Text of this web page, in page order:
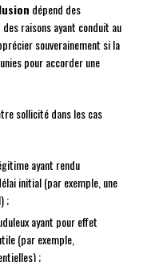
dépend des
raisons ayant conduit au
souverainement si la
pour accorder une
sollicité dans les cas
ayant rendu
initial (par exemple, une
;
ayant pour effet
(par exemple,
;